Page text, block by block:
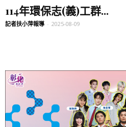
114年環保志(義)工群...
記者扶小萍報導 - 2025-08-09